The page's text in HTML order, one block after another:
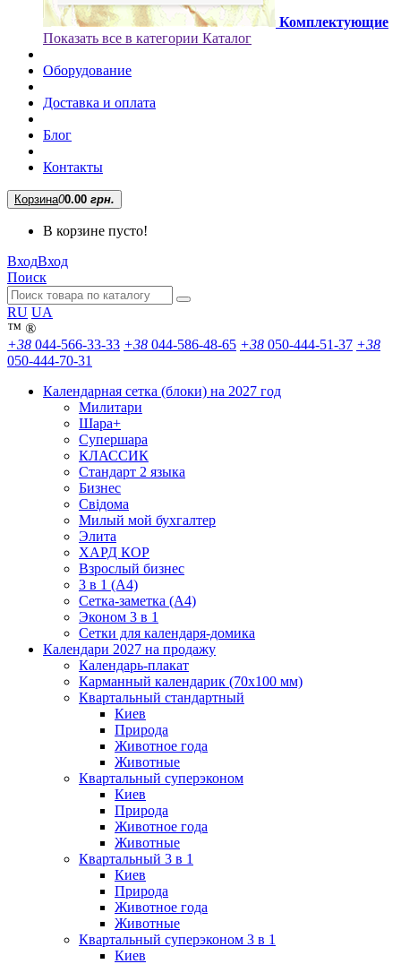
Комплектующие
Показать все в категории Каталог
Оборудование
Доставка и оплата
Блог
Контакты
Корзина00.00 грн.
В корзине пусто!
ВходВход
Поиск
RU UA
™ ®
+38 044-566-33-33 +38 044-586-48-65 +38 050-444-51-37 +38
050-444-70-31
Календарная сетка (блоки) на 2027 год
Милитари
Шара+
Супершара
КЛАССИК
Стандарт 2 языка
Бизнес
Свідома
Милый мой бухгалтер
Элита
ХАРД КОР
Взрослый бизнес
3 в 1 (А4)
Сетка-заметка (А4)
Эконом 3 в 1
Сетки для календаря-домика
Календари 2027 на продажу
Календарь-плакат
Карманный календарик (70х100 мм)
Квартальный стандартный
Киев
Природа
Животное года
Животные
Квартальный суперэконом
Киев
Природа
Животное года
Животные
Квартальный 3 в 1
Киев
Природа
Животное года
Животные
Квартальный суперэконом 3 в 1
Киев